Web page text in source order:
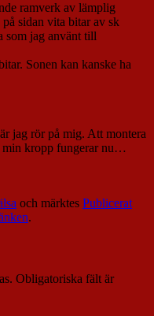
ramverk av lämplig
sidan vita bitar av sk
som jag använt till
Sonen kan kanske ha
jag rör på mig. Att montera
min kropp fungerar nu…
och märktes Publicerat
.
Obligatoriska fält är